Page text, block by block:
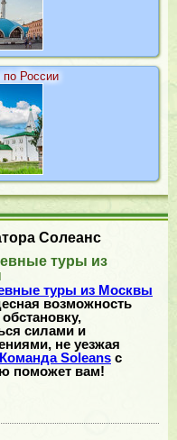
России
Солеанс
туры из
туры из Москвы
возможность
силами и
не уезжая
Команда Soleans с
поможет вам!